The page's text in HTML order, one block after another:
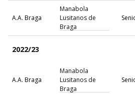
A.A. Braga
Manabola
Lusitanos de
Braga
2022/23
A.A. Braga
Manabola
Lusitanos de
Braga